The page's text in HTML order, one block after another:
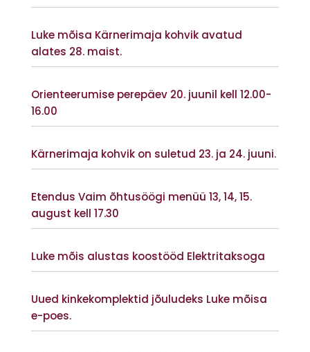
Luke mõisa Kärnerimaja kohvik avatud
alates 28. maist.
Orienteerumise perepäev 20. juunil kell 12.00-
16.00
Kärnerimaja kohvik on suletud 23. ja 24. juuni.
Etendus Vaim õhtusöögi menüü 13, 14, 15.
august kell 17.30
Luke mõis alustas koostööd Elektritaksoga
Uued kinkekomplektid jõuludeks Luke mõisa
e-poes.